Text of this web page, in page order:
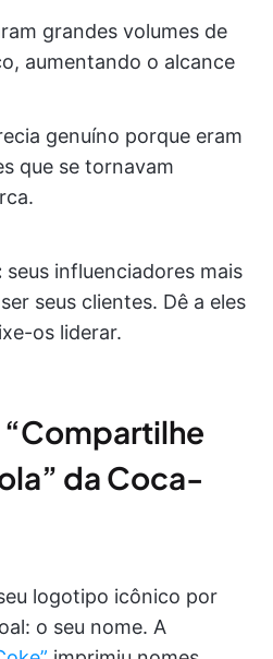
grandes volumes de
aumentando o alcance
genuíno porque eram
que se tornavam
seus influenciadores mais
seus clientes. Dê a eles
os liderar.
“Compartilhe
da Coca-
logotipo icônico por
o seu nome. A